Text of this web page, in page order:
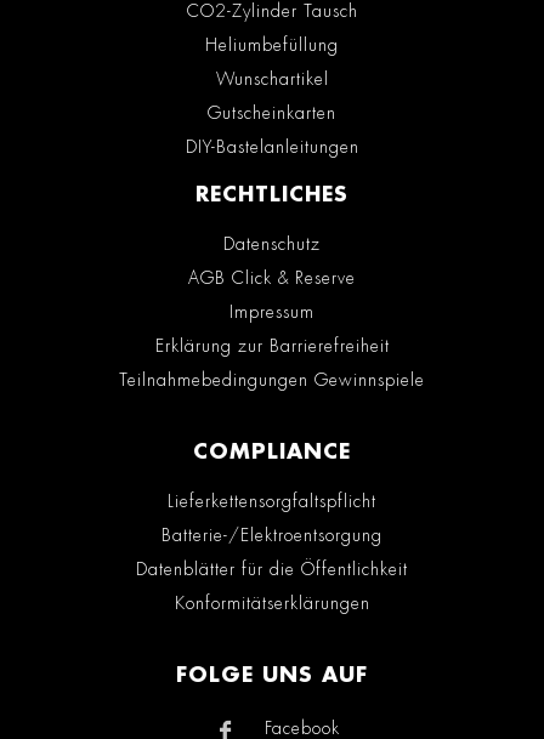
CO2-Zylinder Tausch
Heliumbefüllung
Wunschartikel
Gutscheinkarten
DIY-Bastelanleitungen
RECHTLICHES
Datenschutz
AGB Click & Reserve
Impressum
Erklärung zur Barrierefreiheit
Teilnahmebedingungen Gewinnspiele
COMPLIANCE
Lieferkettensorgfaltspflicht
Batterie-/Elektroentsorgung
Datenblätter für die Öffentlichkeit
Konformitätserklärungen
FOLGE UNS AUF
Facebook